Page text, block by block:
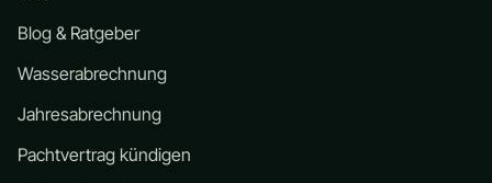
Blog & Ratgeber
Wasserabrechnung
Jahresabrechnung
Pachtvertrag kündigen